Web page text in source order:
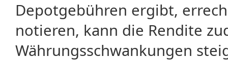
Depotgebühren ergibt,
notieren, kann die Rendite
Währungsschwankungen